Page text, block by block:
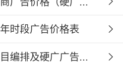
时段广告价格表
编排及硬广广告...